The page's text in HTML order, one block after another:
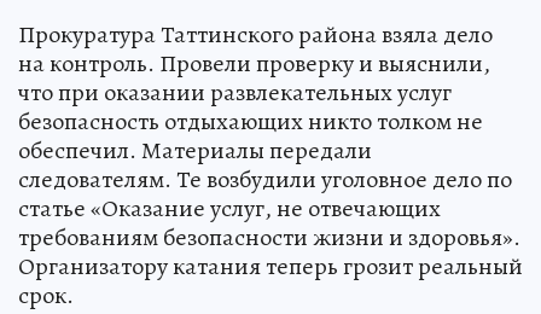
Прокуратура Таттинского района взяла дело
на контроль. Провели проверку и выяснили,
что при оказании развлекательных услуг
безопасность отдыхающих никто толком не
обеспечил. Материалы передали
следователям. Те возбудили уголовное дело по
статье «Оказание услуг, не отвечающих
требованиям безопасности жизни и здоровья».
Организатору катания теперь грозит реальный
срок.